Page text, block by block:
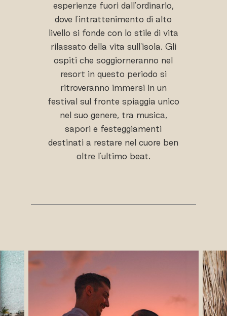
esperienze fuori dall'ordinario,
dove l'intrattenimento di alto
livello si fonde con lo stile di vita
rilassato della vita sull'isola. Gli
ospiti che soggiorneranno nel
resort in questo periodo si
ritroveranno immersi in un
festival sul fronte spiaggia unico
nel suo genere, tra musica,
sapori e festeggiamenti
destinati a restare nel cuore ben
oltre l'ultimo beat.